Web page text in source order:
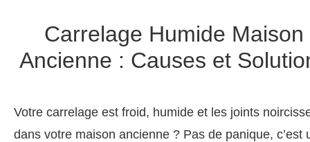
Carrelage Humide Maison
Ancienne : Causes et
Votre carrelage est froid, humide et les joints
dans votre maison ancienne ? Pas de panique, c’est